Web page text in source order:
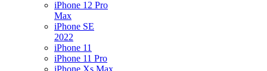
iPhone 12 Pro
Max
iPhone SE
2022
iPhone 11
iPhone 11 Pro
iPhone Xs Max